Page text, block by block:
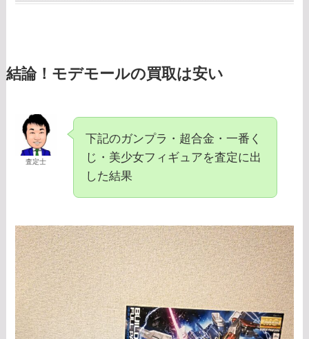
結論！モデモールの買取は安い
査定士
下記のガンプラ・超合金・一番く
じ・美少女フィギュアを査定に出
した結果